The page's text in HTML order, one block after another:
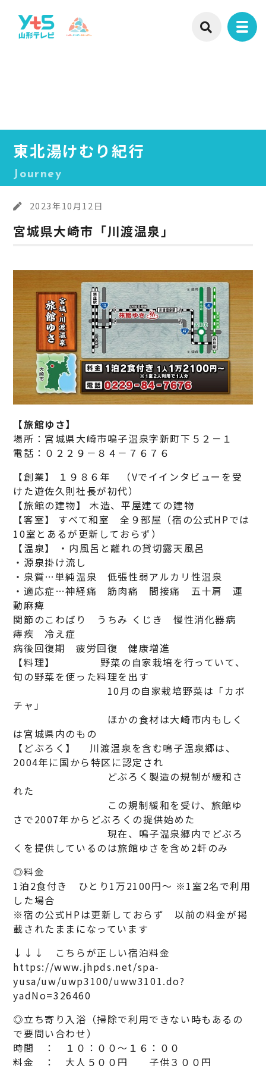
東北湯けむり紀行
Journey
2023年10月12日
宮城県大崎市「川渡温泉」
【旅館ゆさ】
場所：宮城県大崎市鳴子温泉字新町下５２－１
電話：０２２９－８４－７６７６
【創業】 １９８６年 （Vでイインタビューを受
けた遊佐久則社長が初代）
【旅館の建物】 木造、平屋建ての建物
【客室】 すべて和室 全９部屋（宿の公式HPでは
10室とあるが更新しておらず）
【温泉】 ・内風呂と離れの貸切露天風呂
・源泉掛け流し
・泉質…単純温泉 低張性弱アルカリ性温泉
・適応症…神経痛 筋肉痛 間接痛 五十肩 運
動麻痺
関節のこわばり うちみ くじき 慢性消化器病
痔疾 冷え症
病後回復期 疲労回復 健康増進
【料理】 野菜の自家栽培を行っていて、
旬の野菜を使った料理を出す
10月の自家栽培野菜は「カボ
チャ」
ほかの食材は大崎市内もしく
は宮城県内のもの
【どぶろく】 川渡温泉を含む鳴子温泉郷は、
2004年に国から特区に認定され
どぶろく製造の規制が緩和さ
れた
この規制緩和を受け、旅館ゆ
さで2007年からどぶろくの提供始めた
現在、鳴子温泉郷内でどぶろ
くを提供しているのは旅館ゆさを含め2軒のみ
◎料金
1泊2食付き ひとり1万2100円～ ※1室2名で利用
した場合
※宿の公式HPは更新しておらず 以前の料金が掲
載されたままになっています
↓↓↓ こちらが正しい宿泊料金
https://www.jhpds.net/spa-
yusa/uw/uwp3100/uww3101.do?
yadNo=326460
◎立ち寄り入浴（掃除で利用できない時もあるの
で要問い合わせ）
時間 ： １０：００～１６：００
料金 ： 大人５００円 子供３００円